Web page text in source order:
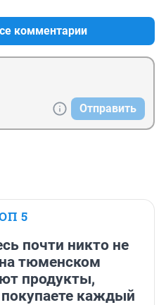
комментарии
Отправить
5
почти никто не
тюменском
продукты,
каждый